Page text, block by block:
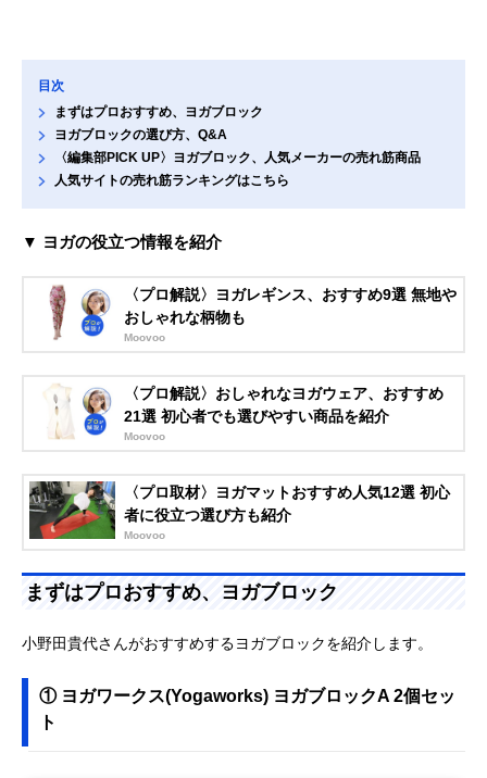
目次
まずはプロおすすめ、ヨガブロック
ヨガブロックの選び方、Q&A
〈編集部PICK UP〉ヨガブロック、人気メーカーの売れ筋商品
人気サイトの売れ筋ランキングはこちら
▼ ヨガの役立つ情報を紹介
〈プロ解説〉ヨガレギンス、おすすめ9選 無地や
おしゃれな柄物も
Moovoo
〈プロ解説〉おしゃれなヨガウェア、おすすめ
21選 初心者でも選びやすい商品を紹介
Moovoo
〈プロ取材〉ヨガマットおすすめ人気12選 初心
者に役立つ選び方も紹介
Moovoo
まずはプロおすすめ、ヨガブロック
小野田貴代さんがおすすめするヨガブロックを紹介します。
① ヨガワークス(Yogaworks) ヨガブロックA 2個セッ
ト